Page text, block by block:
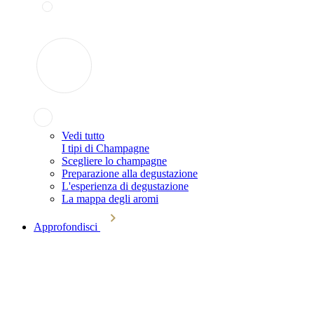
Vedi tutto
I tipi di Champagne
Scegliere lo champagne
Preparazione alla degustazione
L'esperienza di degustazione
La mappa degli aromi
Approfondisci